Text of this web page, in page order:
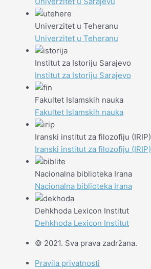
Univerzitet u Teheranu
Univerzitet u Teheranu
Institut za Istoriju Sarajevo
Institut za Istoriju Sarajevo
Fakultet Islamskih nauka
Fakultet Islamskih nauka
Iranski institut za filozofiju (IRIP)
Iranski institut za filozofiju (IRIP)
Nacionalna biblioteka Irana
Nacionalna biblioteka Irana
Dehkhoda Lexicon Institut
Dehkhoda Lexicon Institut
© 2021. Sva prava zadržana.
Pravila privatnosti